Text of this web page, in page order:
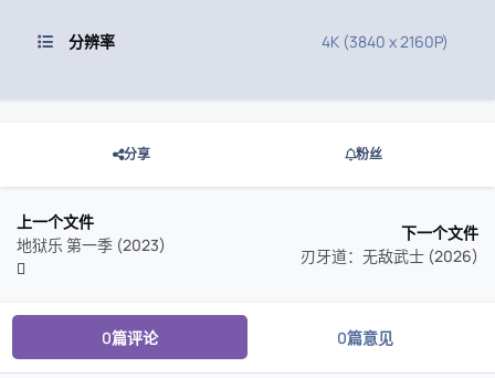
分辨率 4K (3840 x 2160P)
分享 粉丝
上一个文件
地狱乐 第一季 (2023)
下一个文件
刃牙道：无敌武士 (2026)
0篇评论 0篇意见